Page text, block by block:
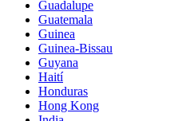
Guadalupe
Guatemala
Guinea
Guinea-Bissau
Guyana
Haití
Honduras
Hong Kong